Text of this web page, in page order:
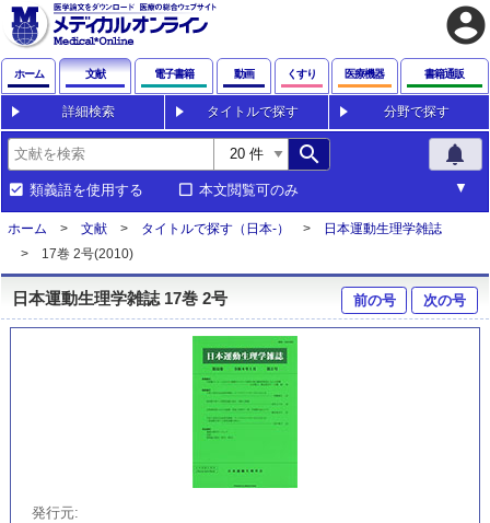
account_circle
ホーム 文献 電子書籍 動画 くすり 医療機器 書籍通販
詳細検索 タイトルで探す 分野で探す
search notifications
類義語を使用する 本文閲覧可のみ
ホーム 文献 タイトルで探す（日本-）
日本運動生理学雑誌
17巻 2号(2010)
日本運動生理学雑誌 17巻 2号 前の号 次の号
発行元